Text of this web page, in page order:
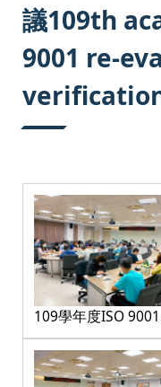
議109th
9001 re-
109學年度ISO 9001
評驗證會議-1